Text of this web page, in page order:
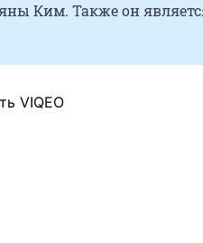
Ким. Также он
VIQEO